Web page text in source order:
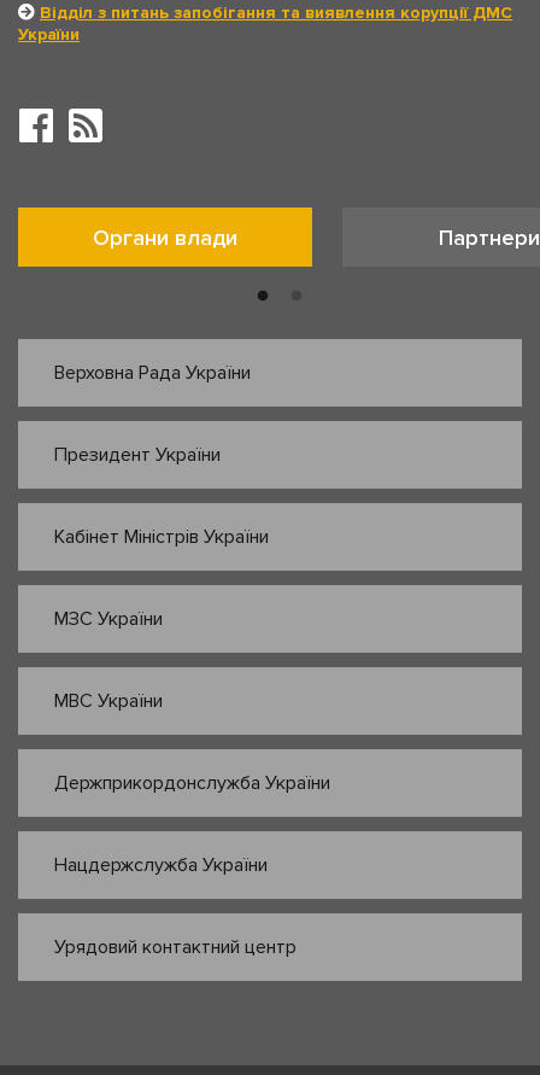
Відділ з питань запобігання та виявлення корупції ДМС
України
Органи влади Партнери
Верховна Рада України
Президент України
Кабінет Міністрів України
МЗС України
МВС України
Держприкордонслужба України
Нацдержслужба України
Урядовий контактний центр